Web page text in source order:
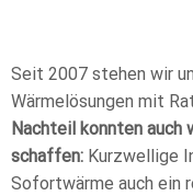
Seit 2007 stehen wir
Wärmelösungen mit
Nachteil konnten auch
schaffen: Kurzwellige
Sofortwärme auch ein